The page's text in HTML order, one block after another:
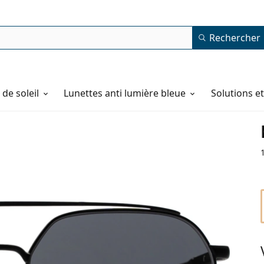
Rechercher
soleil Lunettes anti lumière bleue Solutions